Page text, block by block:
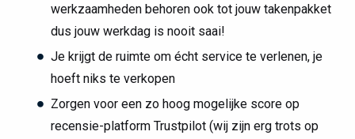
werkzaamheden behoren ook tot jouw takenpakket
dus jouw werkdag is nooit saai!
Je krijgt de ruimte om écht service te verlenen, je
hoeft niks te verkopen
Zorgen voor een zo hoog mogelijke score op
recensie-platform Trustpilot (wij zijn erg trots op